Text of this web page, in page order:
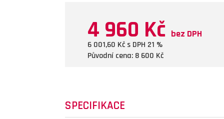
4 960 Kč bez DPH
6 001,60 Kč s DPH 21 %
Původní cena: 8 600 Kč
SPECIFIKACE